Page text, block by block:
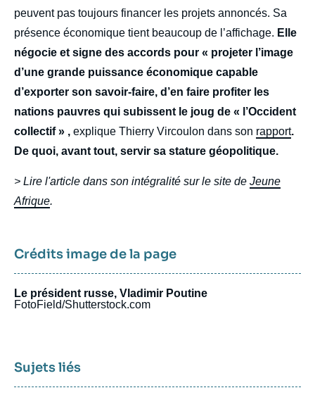
peuvent pas toujours financer les projets annoncés. Sa
présence économique tient beaucoup de l’affichage. Elle
négocie et signe des accords pour « projeter l’image
d’une grande puissance économique capable
d’exporter son savoir-faire, d’en faire profiter les
nations pauvres qui subissent le joug de « l’Occident
collectif » , explique Thierry Vircoulon dans son rapport.
De quoi, avant tout, servir sa stature géopolitique.
> Lire l'article dans son intégralité sur le site de Jeune
Afrique.
Crédits image de la page
Le président russe, Vladimir Poutine
FotoField/Shutterstock.com
Sujets liés